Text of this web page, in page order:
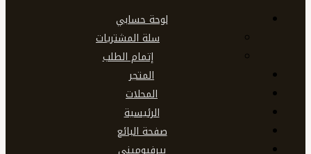
لوحة حسابي
سلة المشتريات
إتمام الطلب
المتجر
المحلات
الرئيسية
صفحة البائع
بيرفيوميني